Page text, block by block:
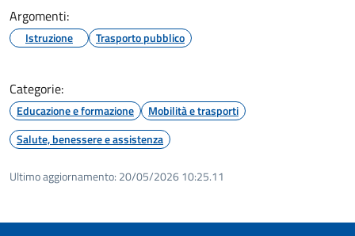
Argomenti:
Istruzione Trasporto pubblico
Categorie:
Educazione e formazione
Mobilità e trasporti
Salute, benessere e assistenza
Ultimo aggiornamento: 20/05/2026 10:25.11